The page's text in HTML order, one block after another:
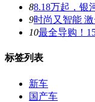
88.18万起，银
9时尚又智能
10最全导购！
标签列表
新车
国产车